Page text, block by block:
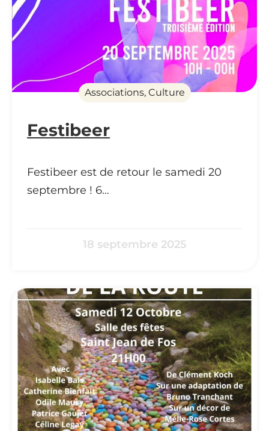
Festibeer
Festibeer est de retour le samedi 20
septembre ! 6…
18 septembre 2025
Associations, Culture